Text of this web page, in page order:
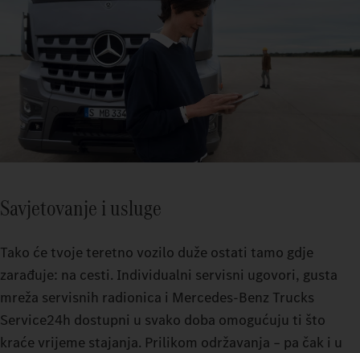
Savjetovanje i usluge
Tako će tvoje teretno vozilo duže ostati tamo gdje
zarađuje: na cesti. Individualni servisni ugovori, gusta
mreža servisnih radionica i Mercedes-Benz Trucks
Service24h dostupni u svako doba omogućuju ti što
kraće vrijeme stajanja. Prilikom održavanja – pa čak i u